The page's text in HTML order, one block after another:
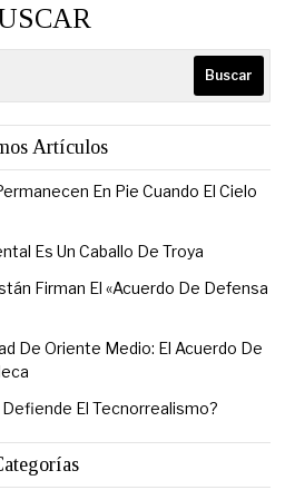
Buscar
Artículos
En Pie Cuando El Cielo
Es Un Caballo De Troya
Firman El «Acuerdo De Defensa
De Oriente Medio: El Acuerdo De
El Tecnorrealismo?